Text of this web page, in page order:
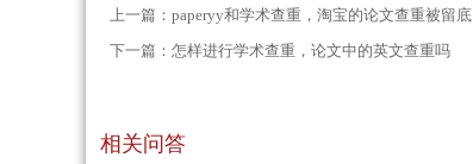
上一篇： paperyy和学术查重，淘宝的论文查重被留底
下一篇： 怎样进行学术查重，论文中的英文查重吗
相关问答